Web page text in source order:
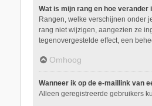
Wat is mijn rang en hoe verander
Rangen, welke verschijnen onder
rang niet wijzigen, aangezien ze
tegenovergestelde effect, een
Omhoog
Wanneer ik op de e-maillink van
Alleen geregistreerde gebruikers